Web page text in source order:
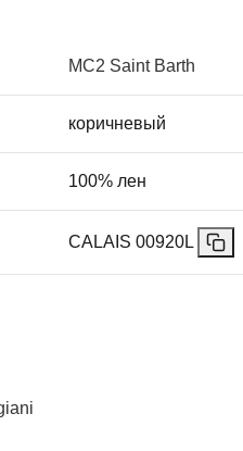
MC2 Saint Barth
коричневый
100% лен
CALAIS 00920L